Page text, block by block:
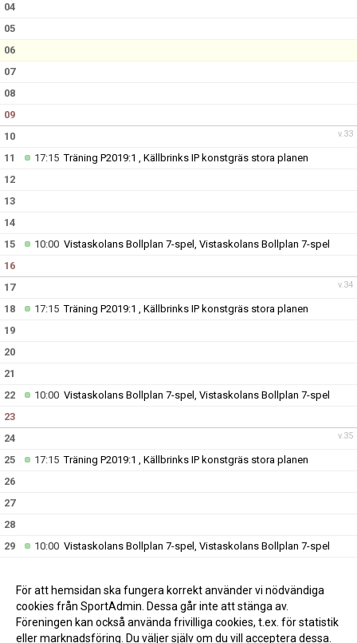
04
05
06
07
08
09
v.33
10
11
17:15Träning P2019:1 , Källbrinks IP konstgräs stora planen
12
13
14
15
10:00 Vistaskolans Bollplan 7-spel, Vistaskolans Bollplan 7-spel
16
v.34
17
18
17:15Träning P2019:1 , Källbrinks IP konstgräs stora planen
19
20
21
22
10:00 Vistaskolans Bollplan 7-spel, Vistaskolans Bollplan 7-spel
23
v.35
24
25
17:15Träning P2019:1 , Källbrinks IP konstgräs stora planen
26
27
28
29
10:00 Vistaskolans Bollplan 7-spel, Vistaskolans Bollplan 7-spel
För att hemsidan ska fungera korrekt använder vi nödvändiga
cookies från SportAdmin. Dessa går inte att stänga av.
Föreningen kan också använda frivilliga cookies, t.ex. för statistik
eller marknadsföring. Du väljer själv om du vill acceptera dessa.